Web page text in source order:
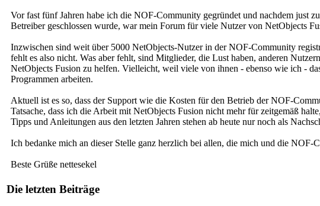
Vor fast fünf Jahren habe ich die NOF-Community gegründet und nachdem just
Betreiber geschlossen wurde, war mein Forum für viele Nutzer von NetObjects
Inzwischen sind weit über 5000 NetObjects-Nutzer in der NOF-Community
fehlt es also nicht. Was aber fehlt, sind Mitglieder, die Lust haben, anderen
NetObjects Fusion zu helfen. Vielleicht, weil viele von ihnen - ebenso wie ich -
Programmen arbeiten.
Aktuell ist es so, dass der Support wie die Kosten für den Betrieb der NOF-
Tatsache, dass ich die Arbeit mit NetObjects Fusion nicht mehr für zeitgemäß
Tipps und Anleitungen aus den letzten Jahren stehen ab heute nur noch als
Ich bedanke mich an dieser Stelle ganz herzlich bei allen, die mich und die NOF-
Beste Grüße nettesekel
Die letzten Beiträge